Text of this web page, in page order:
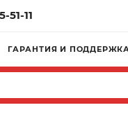
51-11
ГАРАНТИЯ И